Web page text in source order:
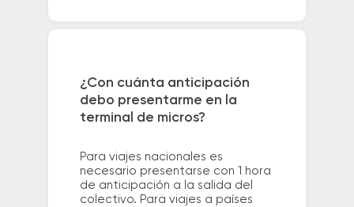
¿Con cuánta anticipación
debo presentarme en la
terminal de micros?
Para viajes nacionales es
necesario presentarse con 1 hora
de anticipación a la salida del
colectivo. Para viajes a países